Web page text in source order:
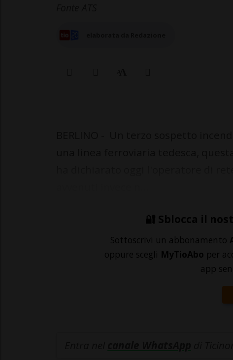
🔐 Sblocca il
Sottoscrivi un abbonamento
oppure scegli MyTioAbo per
app